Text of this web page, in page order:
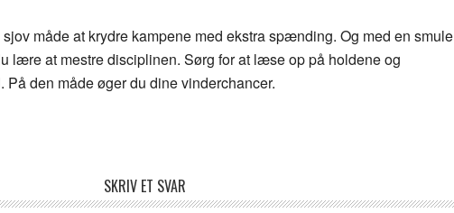
måde at krydre kampene med ekstra spænding. Og med en smule
lære at mestre disciplinen. Sørg for at læse op på holdene og
På den måde øger du dine vinderchancer.
SKRIV ET SVAR